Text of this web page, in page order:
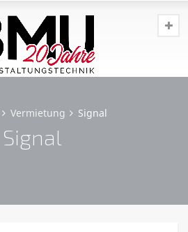
Vermietung Signal
Signal